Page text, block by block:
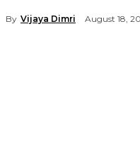
By Vijaya Dimri August 18,